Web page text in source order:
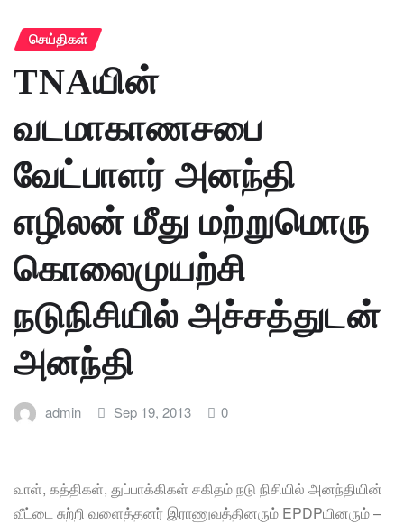
செய்திகள்
TNAயின்
வடமாகாணசபை
வேட்பாளர் அனந்தி
எழிலன் மீது மற்றுமொரு
கொலைமுயற்சி
நடுநிசியில் அச்சத்துடன்
அனந்தி
admin Sep 19, 2013 0
வாள், கத்திகள், துப்பாக்கிகள் சகிதம் நடு நிசியில் அனந்தியின்
வீட்டை சுற்றி வளைத்தனர் இராணுவத்தினரும் EPDPயினரும் –